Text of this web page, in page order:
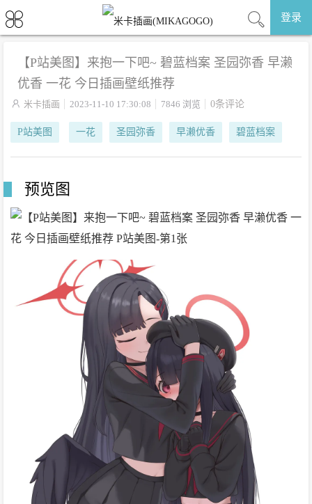
登录
【P站美图】来抱一下吧~ 碧蓝档案 圣园弥香 早濑
优香 一花 今日插画壁纸推荐
 米卡插画 2023-11-10 17:30:08 7846 浏览 0条评论
P站美图 一花 圣园弥香 早濑优香 碧蓝档案
预览图